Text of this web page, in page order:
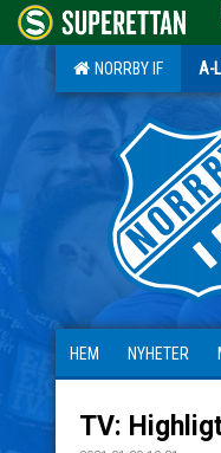
NORRBY IF A-
HEM NYHETER
TV: